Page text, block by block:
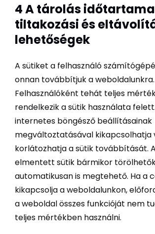
4 A tárolás
tiltakozási és
lehetőségek
A sütiket a felhasználó
onnan továbbítjuk a weboldalunkra.
Felhasználóként tehát teljes
rendelkezik a sütik használata
internetes böngésző beállításainak
megváltoztatásával kikapcsolhatja
korlátozhatja a sütik továbbítását.
elmentett sütik bármikor
automatikusan is megtehető. Ha a
kikapcsolja a weboldalunkon,
a weboldal összes funkcióját nem
teljes mértékben használni.